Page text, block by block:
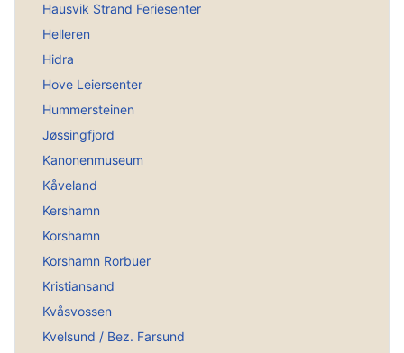
Hausvik Strand Feriesenter
Helleren
Hidra
Hove Leiersenter
Hummersteinen
Jøssingfjord
Kanonenmuseum
Kåveland
Kershamn
Korshamn
Korshamn Rorbuer
Kristiansand
Kvåsvossen
Kvelsund / Bez. Farsund